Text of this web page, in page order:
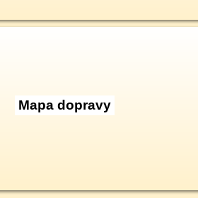
Mapa dopravy